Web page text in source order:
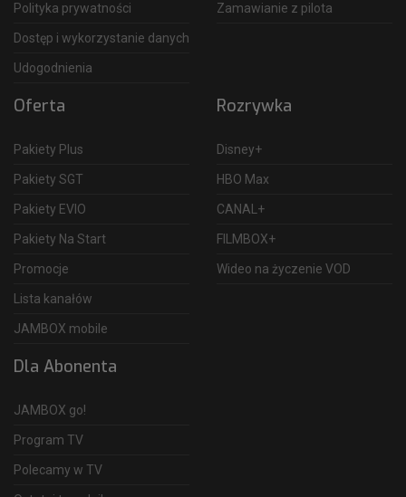
Polityka prywatności
Dostęp i wykorzystanie danych
Udogodnienia
Zamawianie z pilota
Oferta
Pakiety Plus
Pakiety SGT
Pakiety EVIO
Pakiety Na Start
Promocje
Lista kanałów
JAMBOX mobile
Rozrywka
Disney+
HBO Max
CANAL+
FILMBOX+
Wideo na życzenie VOD
Dla Abonenta
JAMBOX go!
Program TV
Polecamy w TV